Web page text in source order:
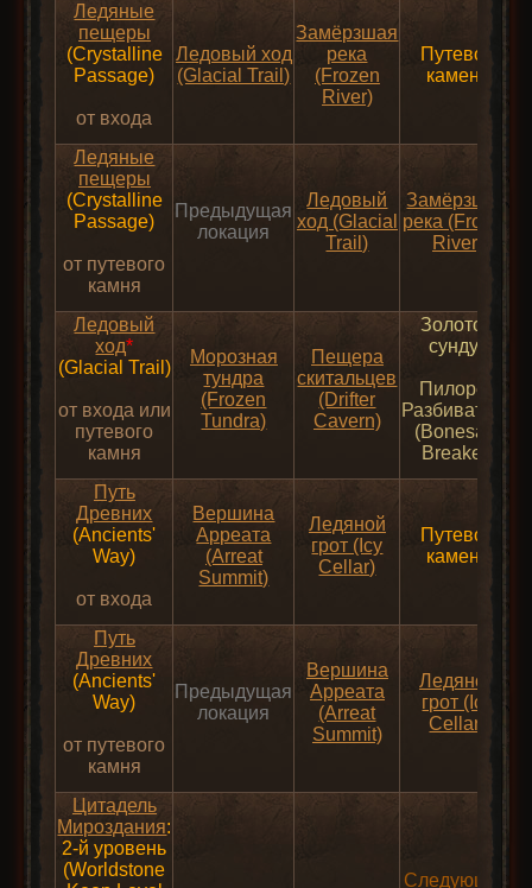
Ледяные
пещеры
(Crystalline
Passage)
от входа
Ледовый ход
(Glacial Trail)
Замёрзшая
река
(Frozen
River)
Путевой
камень
Ледяные
пещеры
(Crystalline
Passage)
от путевого
камня
Предыдущая
локация
Ледовый
ход (Glacial
Trail)
Замёрзшая
река (Frozen
River)
Ледовый
ход*
(Glacial Trail)
от входа или
путевого
камня
Морозная
тундра
(Frozen
Tundra)
Пещера
скитальцев
(Drifter
Cavern)
Золотой
сундук
Пилорез
Разбиватель
(Bonesaw
Breaker)
Путь
Древних
(Ancients'
Way)
от входа
Вершина
Арреата
(Arreat
Summit)
Ледяной
грот (Icy
Cellar)
Путевой
камень
Путь
Древних
(Ancients'
Way)
от путевого
камня
Предыдущая
локация
Вершина
Арреата
(Arreat
Summit)
Ледяной
грот (Icy
Cellar)
Цитадель
Мироздания:
2-й уровень
(Worldstone
Следующий